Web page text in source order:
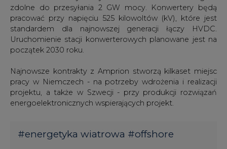
zdolne do przesyłania 2 GW mocy. Konwertery będą
pracować przy napięciu 525 kilowoltów (kV), które jest
standardem dla najnowszej generacji łączy HVDC.
Uruchomienie stacji konwerterowych planowane jest na
początek 2030 roku.
Najnowsze kontrakty z Amprion stworzą kilkaset miejsc
pracy w Niemczech - na potrzeby wdrożenia i realizacji
projektu, a także w Szwecji - przy produkcji rozwiązań
energoelektronicznych wspierających projekt.
#energetyka wiatrowa #offshore